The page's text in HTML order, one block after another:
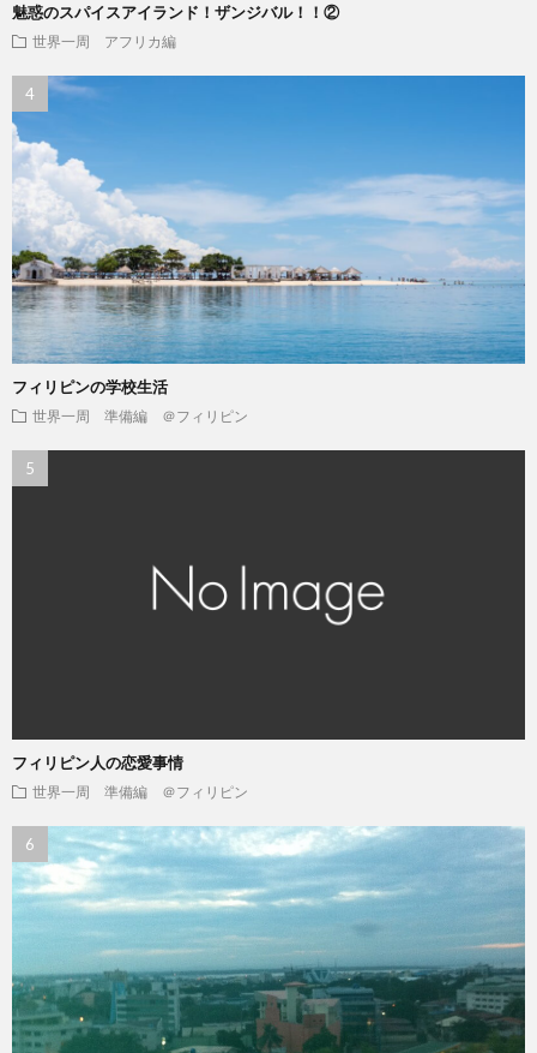
魅惑のスパイスアイランド！ザンジバル！！②
世界一周 アフリカ編
フィリピンの学校生活
世界一周 準備編 ＠フィリピン
フィリピン人の恋愛事情
世界一周 準備編 ＠フィリピン